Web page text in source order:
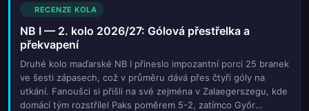
sázeny velké karty. Prohlédneme si aktuální formu týmů,
klíčové absencie a taktické nastavení trenérů, kteří doufají v
poslední šanci na záchranu nebo triumf. Vzhledem k tomu, že
zbývá jen několik kol do konečné bodovky, každá chyba může
být drahá. Čtenáři se dozví, které zápasy budou
pravděpodobně nejnapjetější a jaké faktory mohou ovlivnit
výsledek. Je to čas, kdy se ukáže skutečná síla charakteru
jednotlivých klubů a jejich schopnost vydržet pod tlakem až do
RECENZE KOLA
NB I — 2. kolo 2026/27: Gólová přestřelka a
překvapení
Druhé kolo maďarské NB I přineslo impozantní porci 25 branek
ve šesti zápasech, což v průměru dává přes čtyři góly na
utkání. Fanoušci si přišli na své zejména v Zalaegerszegu, kde
domácí tým rozstřílel Paks poměrem 5-2, zatímco Győr